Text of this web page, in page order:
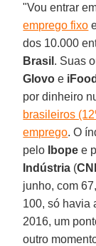
"Vou entrar
emprego fixo
dos 10.000
Brasil . Suas
Glovo e
por dinheiro
brasileiros
emprego. O
pelo
Ibope e
Indústria (
junho, com
100, só havia
2016, um
outro